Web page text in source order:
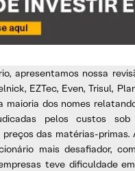
apresentamos nossa
EZTec, Even, Trisul,
maioria dos nomes
pelos custos
das matérias-primas.
mais desafiador,
teve dificuldade